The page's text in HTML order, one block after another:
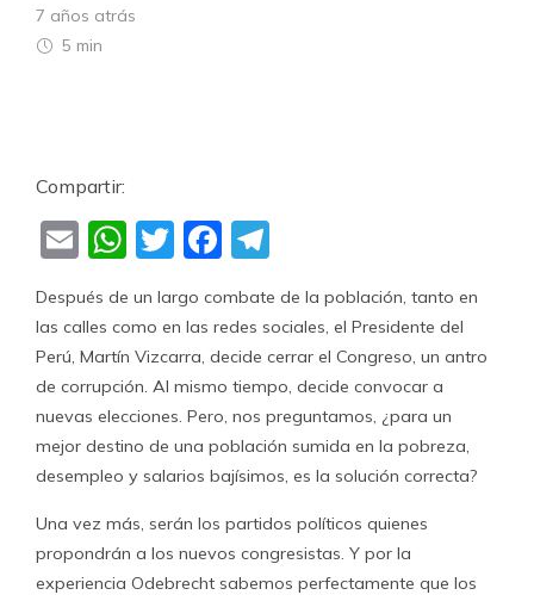
7 años atrás
5 min
Compartir:
EmailWhatsApp
TwitterFacebook
Después de un largo combate de la población, tanto en
las calles como en las redes sociales, el Presidente del
Perú, Martín Vizcarra, decide cerrar el Congreso, un antro
de corrupción. Al mismo tiempo, decide convocar a
nuevas elecciones. Pero, nos preguntamos, ¿para un
mejor destino de una población sumida en la pobreza,
desempleo y salarios bajísimos, es la solución correcta?
Una vez más, serán los partidos políticos quienes
propondrán a los nuevos congresistas. Y por la
experiencia Odebrecht sabemos perfectamente que los